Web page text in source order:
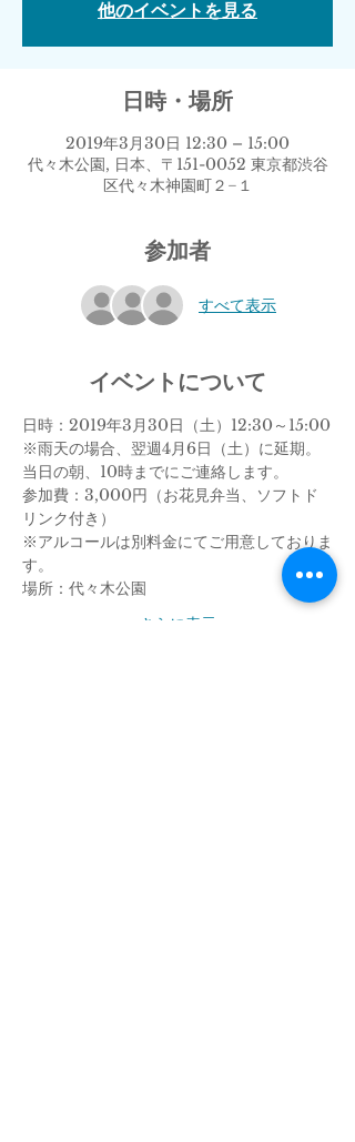
他のイベントを見る
日時・場所
2019年3月30日 12:30 – 15:00
代々木公園, 日本、〒151-0052 東京都渋谷
区代々木神園町２−１
参加者
すべて表示
イベントについて
日時：2019年3月30日（土）12:30～15:00
※雨天の場合、翌週4月6日（土）に延期。
当日の朝、10時までにご連絡します。
参加費：3,000円（お花見弁当、ソフトド
リンク付き）
※アルコールは別料金にてご用意しておりま
す。
場所：代々木公園
さらに表示